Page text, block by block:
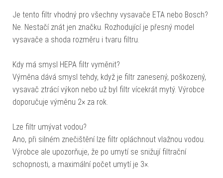
Je tento filtr vhodný pro všechny vysavače ETA nebo Bosch?
Ne. Nestačí znát jen značku. Rozhodující je přesný model
vysavače a shoda rozměru i tvaru filtru.
Kdy má smysl HEPA filtr vyměnit?
Výměna dává smysl tehdy, když je filtr zanesený, poškozený,
vysavač ztrácí výkon nebo už byl filtr vícekrát mytý. Výrobce
doporučuje výměnu 2× za rok.
Lze filtr umývat vodou?
Ano, při silném znečištění lze filtr opláchnout vlažnou vodou.
Výrobce ale upozorňuje, že po umytí se snižují filtrační
schopnosti, a maximální počet umytí je 3×.